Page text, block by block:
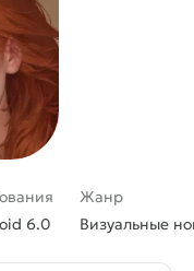
6.0
Жанр
Визуальные